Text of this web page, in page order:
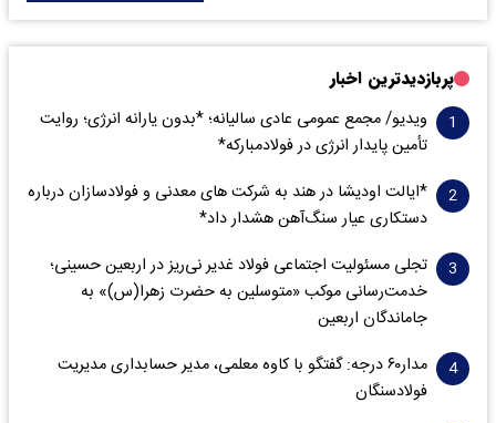
پربازدیدترین اخبار
ویدیو/ مجمع عمومی عادی سالیانه؛ *بدون یارانه انرژی؛ روایت
تأمین پایدار انرژی در فولادمبارکه*
*ایالت اودیشا در هند به شرکت های معدنی و فولادسازان درباره
دستکاری عیار سنگ‌آهن هشدار داد*
تجلی مسئولیت اجتماعی فولاد غدیر نی‌ریز در اربعین حسینی؛
خدمت‌رسانی موکب «متوسلین به حضرت زهرا(س)» به
جاماندگان اربعین
مدار‌۶٠ درجه: گفتگو با کاوه معلمی، مدیر حسابداری مدیریت
فولادسنگان